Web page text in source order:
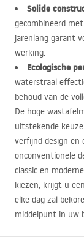
Solide
gecombineerd
jarenlang garant
werking.
Ecologische
waterstraal
behoud van de
De hoge
uitstekende
verfijnd design en
onconventionele
classic en
kiezen, krijgt u
elke dag zal
middelpunt in uw